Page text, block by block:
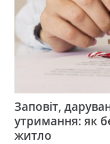
Заповіт,
утримання: як
житло